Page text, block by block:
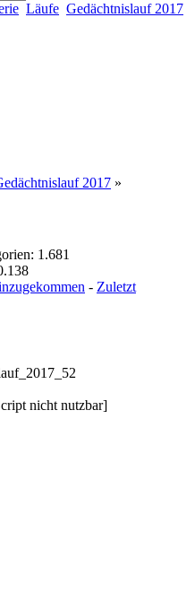
Läufe Gedächtnislauf 2017
2017 »
1.681
- Zuletzt
nicht nutzbar]